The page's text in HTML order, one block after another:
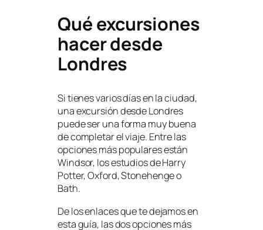
Qué excursiones
hacer desde
Londres
Si tienes varios días en la ciudad,
una excursión desde Londres
puede ser una forma muy buena
de completar el viaje. Entre las
opciones más populares están
Windsor, los estudios de Harry
Potter, Oxford, Stonehenge o
Bath.
De los enlaces que te dejamos en
esta guía, las dos opciones más